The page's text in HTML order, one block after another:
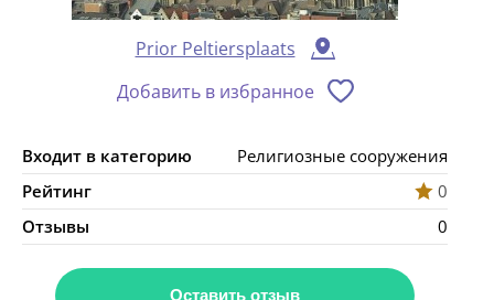
Prior Peltiersplaats
Добавить в избранное
Входит в категорию
Религиозные сооружения
Рейтинг
0
Отзывы
0
Оставить отзыв